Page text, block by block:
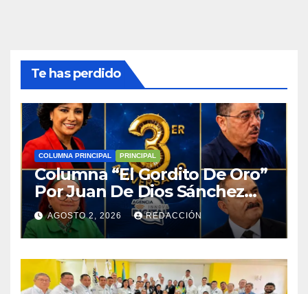
Te has perdido
COLUMNA PRINCIPAL PRINCIPAL
Columna “El Gordito De Oro”
Por Juan De Dios Sánchez
Abreu
AGOSTO 2, 2026 REDACCIÓN